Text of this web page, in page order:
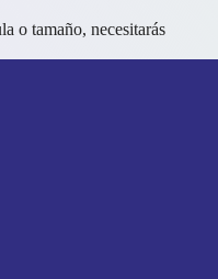
o tamaño, necesitarás